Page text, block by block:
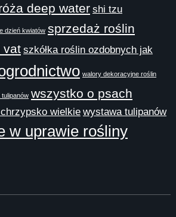
deep water shi tzu
dzień kwiatów sprzedaż roślin
vat szkółka roślin ozdobnych jak
walory dekoracyjne roślin
wszystko o psach
wielkie wystawa tulipanów
w uprawie rośliny